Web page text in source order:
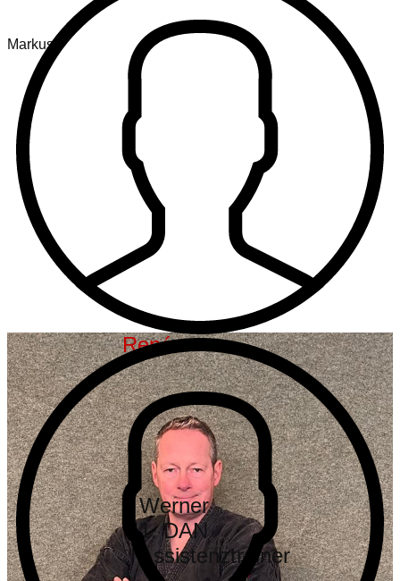
René
Markus
Werner
1. DAN
Assistenztrainer